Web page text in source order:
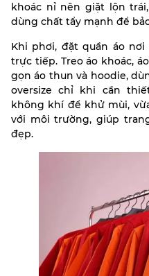
khoác nỉ nên giặt lộn
dùng chất tẩy mạnh để
Khi phơi, đặt quần áo
trực tiếp. Treo áo khoác,
gọn áo thun và hoodie,
oversize chỉ khi cần
không khí để khử mùi,
với môi trường, giúp
đẹp.